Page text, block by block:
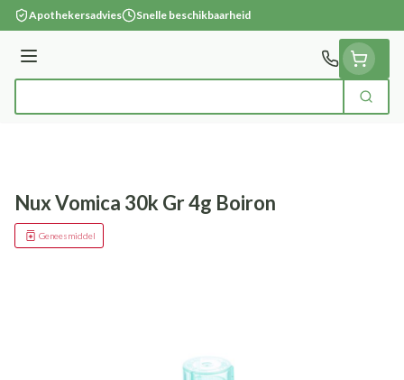
Ga naar de inhoud
Apothekersadvies Snelle beschikbaarheid
Menu
Zoek
Nux Vomica 30k Gr 4g Boiron
Geneesmiddel